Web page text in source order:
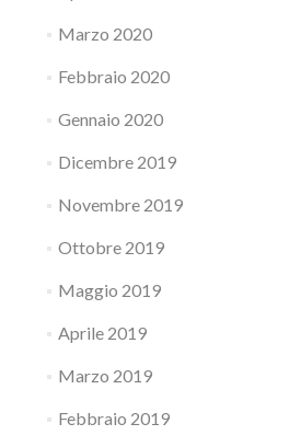
Marzo 2020
Febbraio 2020
Gennaio 2020
Dicembre 2019
Novembre 2019
Ottobre 2019
Maggio 2019
Aprile 2019
Marzo 2019
Febbraio 2019